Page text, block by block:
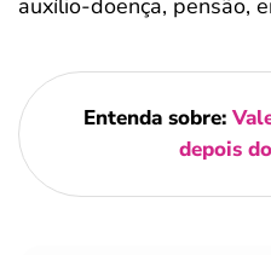
auxílio-doença, pensão,
Entenda sobre:
depois